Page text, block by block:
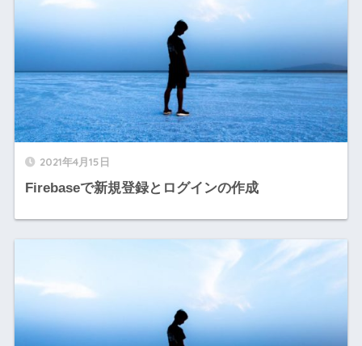
2021年4月15日
Firebaseで新規登録とログインの作成